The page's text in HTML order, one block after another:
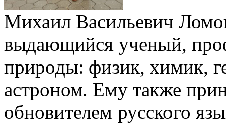
Михаил Васильевич
выдающийся ученый,
природы: физик, химик,
астроном. Ему также
обновителем русского